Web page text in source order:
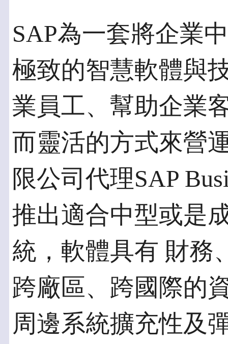
SAP為一套將企業
極致的智慧軟體與
業員工、幫助企業
而靈活的方式來營
限公司代理SAP
推出適合中型或是
統，軟體具有 財務
跨廠區、跨國際的
周邊系統擴充性及